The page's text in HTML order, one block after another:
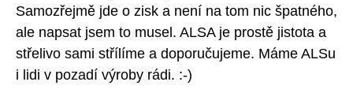
Samozřejmě jde o zisk a není na tom nic špatného,
ale napsat jsem to musel. ALSA je prostě jistota a
střelivo sami střílíme a doporučujeme. Máme ALSu
i lidi v pozadí výroby rádi. :-)